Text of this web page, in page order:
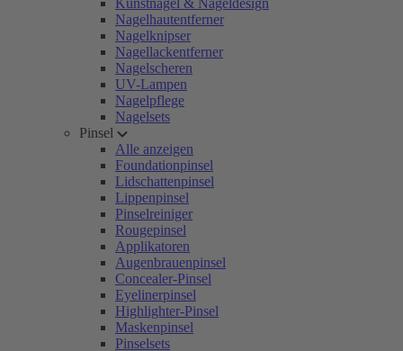
Kunstnägel & Nageldesign
Nagelhautentferner
Nagelknipser
Nagellackentferner
Nagelscheren
UV-Lampen
Nagelpflege
Nagelsets
Pinsel
Alle anzeigen
Foundationpinsel
Lidschattenpinsel
Lippenpinsel
Pinselreiniger
Rougepinsel
Applikatoren
Augenbrauenpinsel
Concealer-Pinsel
Eyelinerpinsel
Highlighter-Pinsel
Maskenpinsel
Pinselsets